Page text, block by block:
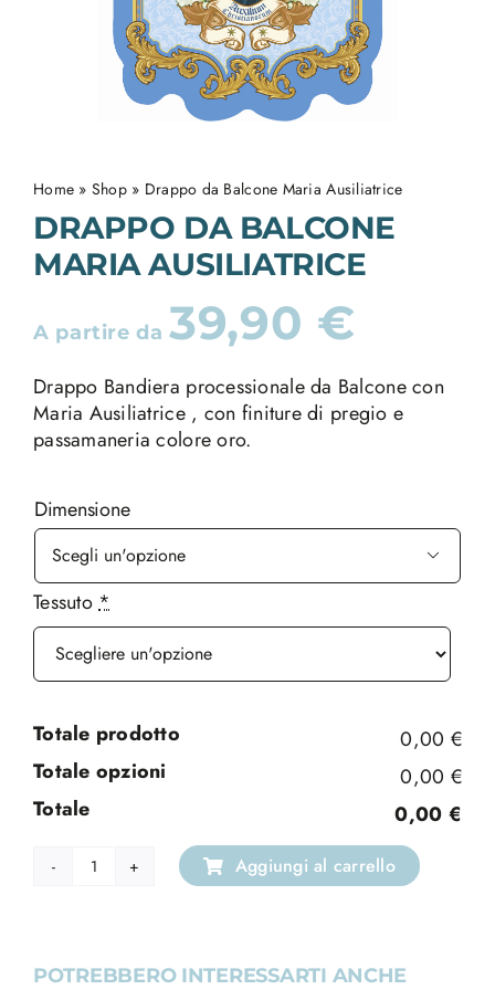
Home » Shop» Drappo da Balcone Maria Ausiliatrice
DRAPPO DA BALCONE
MARIA AUSILIATRICE
A partire da39,90 €
Drappo Bandiera processionale da Balcone con
Maria Ausiliatrice , con finiture di pregio e
passamaneria colore oro.
Dimensione

Tessuto *
Totale prodotto
0,00 €
Totale opzioni
0,00 €
Totale
0,00 €
Drappo
Ausiliatrice
Aggiungi al carrello
POTREBBERO INTERESSARTI ANCHE